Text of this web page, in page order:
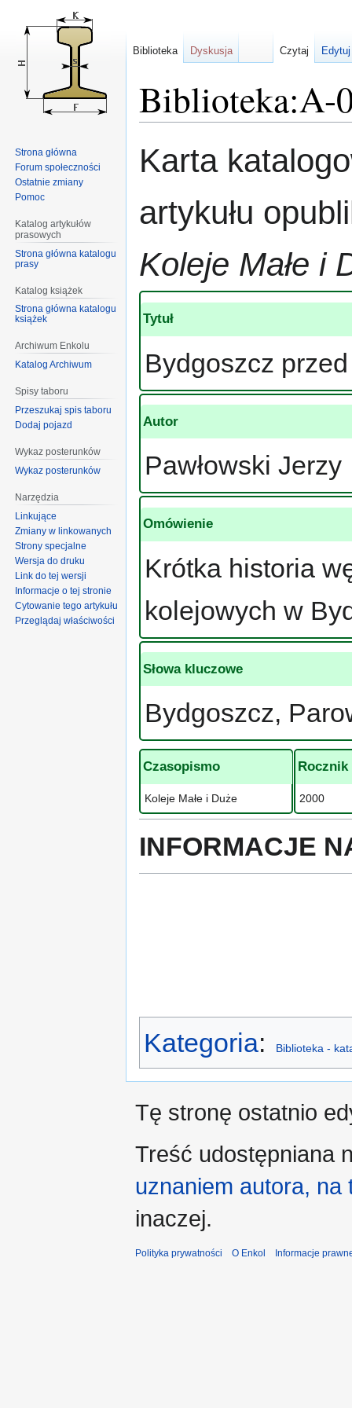
Biblioteka:A-
do
do
Karta
artykułu
Koleje Małe i
Tytuł
Bydgoszcz
Autor
Pawłowski Jerzy
Omówienie
Krótka historia
kolejowych w
Słowa kluczowe
Bydgoszcz,
Czasopismo
Koleje Małe i Duże
Rocznik
2000
INFORMACJE
Kategoria: Biblioteka -
Biblioteka Dyskusja Czytaj
Strona główna
Forum społeczności
Ostatnie zmiany
Pomoc
Katalog artykułów
prasowych
Strona główna katalogu
prasy
Katalog książek
Strona główna katalogu
książek
Archiwum Enkolu
Katalog Archiwum
Spisy taboru
Przeszukaj spis taboru
Dodaj pojazd
Wykaz posterunków
Wykaz posterunków
Narzędzia
Linkujące
Zmiany w linkowanych
Strony specjalne
Wersja do druku
Link do tej wersji
Informacje o tej stronie
Cytowanie tego artykułu
Przeglądaj właściwości
Tę stronę ostatnio
Treść udostępniana
uznaniem autora,
inaczej.
Polityka prywatności O Enkol Informacje